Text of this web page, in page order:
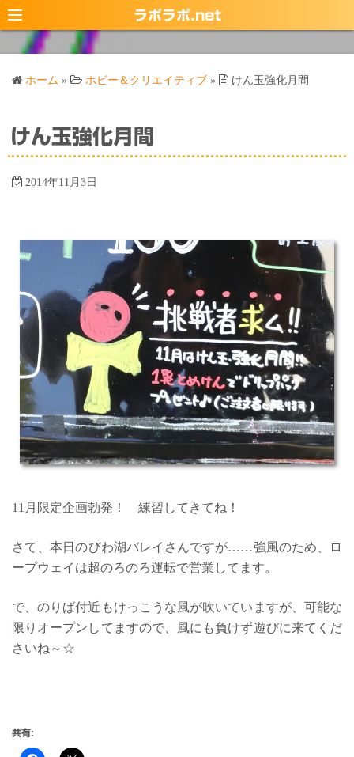
コ
ン
キ
ラポラポ.net
ホーム » ホビー＆クリエイティブ » けん玉強化月間
けん玉強化月間
2014年11月3日
11月限定企画勃発！ 練習してきてね！
さて、本日のびわ湖バレイさんですが……強風のため、ロ
ープウェイは超のろのろ運転で営業してます。
で、のりば付近もけっこうな風が吹いていますが、可能な
限りオープンしてますので、風にも負けず遊びに来てくだ
さいね～☆
共有: